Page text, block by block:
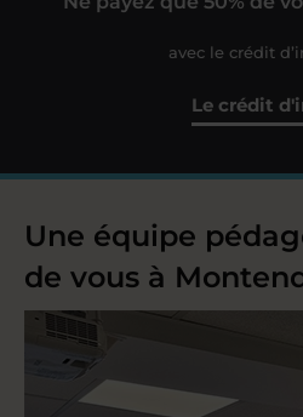
avec le crédit
Le crédit
Une équipe
de vous à